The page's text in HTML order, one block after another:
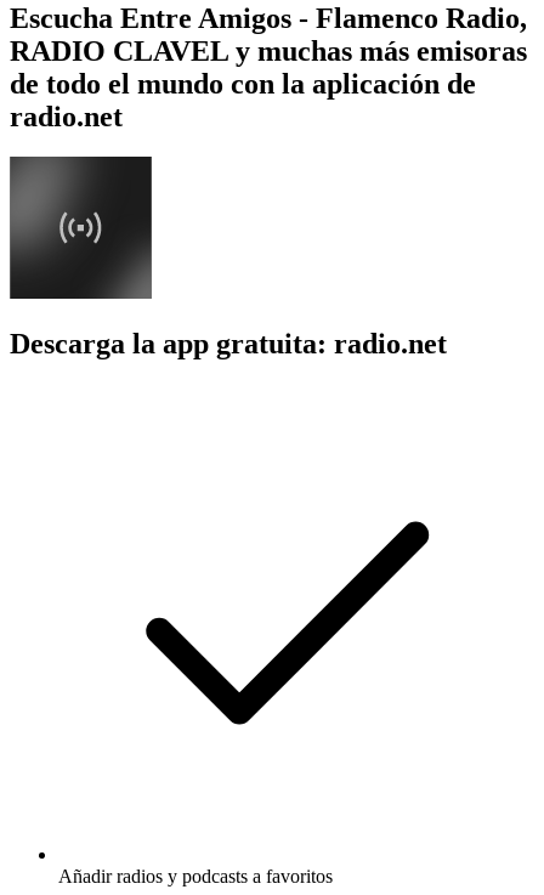
Escucha Entre Amigos - Flamenco Radio,
RADIO CLAVEL y muchas más emisoras
de todo el mundo con la aplicación de
radio.net
Descarga la app gratuita: radio.net
Añadir radios y podcasts a favoritos